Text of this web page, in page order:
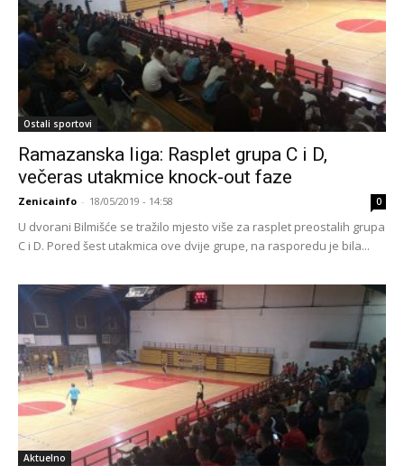
Ostali sportovi
Ramazanska liga: Rasplet grupa C i D,
večeras utakmice knock-out faze
Zenicainfo - 18/05/2019 - 14:58 0
U dvorani Bilmišće se tražilo mjesto više za rasplet preostalih grupa
C i D. Pored šest utakmica ove dvije grupe, na rasporedu je bila...
Aktuelno